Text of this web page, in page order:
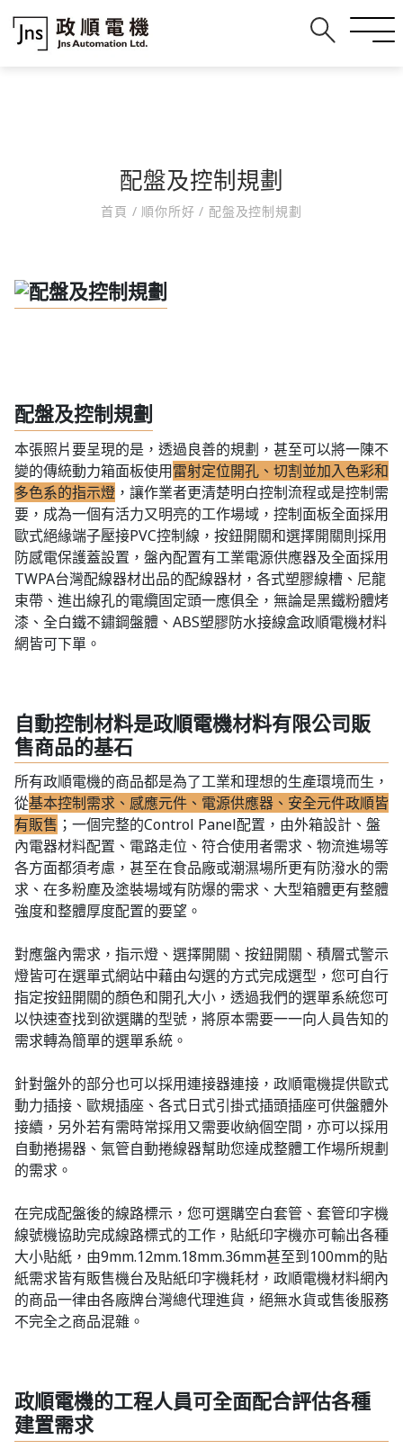
配盤及控制規劃
首頁 / 順你所好/ 配盤及控制規劃
配盤及控制規劃
本張照片要呈現的是，透過良善的規劃，甚至可以將一陳不
變的傳統動力箱面板使用雷射定位開孔、切割並加入色彩和
多色系的指示燈 ，讓作業者更清楚明白控制流程或是控制需
要，成為一個有活力又明亮的工作場域，控制面板全面採用
歐式絕緣端子壓接PVC控制線，按鈕開關和選擇開關則採用
防感電保護蓋設置，盤內配置有工業電源供應器及全面採用
TWPA台灣配線器材出品的配線器材，各式塑膠線槽、尼龍
束帶、進出線孔的電纜固定頭一應俱全，無論是黑鐵粉體烤
漆、全白鐵不鏽鋼盤體、ABS塑膠防水接線盒政順電機材料
網皆可下單。
自動控制材料是政順電機材料有限公司販
售商品的基石
所有政順電機的商品都是為了工業和理想的生產環境而生，
從基本控制需求、感應元件、電源供應器、安全元件政順皆
有販售 ；一個完整的Control Panel配置，由外箱設計、盤
內電器材料配置、電路走位、符合使用者需求、物流進場等
各方面都須考慮，甚至在食品廠或潮濕場所更有防潑水的需
求、在多粉塵及塗裝場域有防爆的需求、大型箱體更有整體
強度和整體厚度配置的要望。
對應盤內需求，指示燈、選擇開關、按鈕開關、積層式警示
燈皆可在選單式網站中藉由勾選的方式完成選型，您可自行
指定按鈕開關的顏色和開孔大小，透過我們的選單系統您可
以快速查找到欲選購的型號，將原本需要一一向人員告知的
需求轉為簡單的選單系統。
針對盤外的部分也可以採用連接器連接，政順電機提供歐式
動力插接、歐規插座、各式日式引掛式插頭插座可供盤體外
接續，另外若有需時常採用又需要收納個空間，亦可以採用
自動捲揚器、氣管自動捲線器幫助您達成整體工作場所規劃
的需求。
在完成配盤後的線路標示，您可選購空白套管、套管印字機
線號機協助完成線路標式的工作，貼紙印字機亦可輸出各種
大小貼紙，由9mm.12mm.18mm.36mm甚至到100mm的貼
紙需求皆有販售機台及貼紙印字機耗材，政順電機材料網內
的商品一律由各廠牌台灣總代理進貨，絕無水貨或售後服務
不完全之商品混雜。
政順電機的工程人員可全面配合評估各種
建置需求